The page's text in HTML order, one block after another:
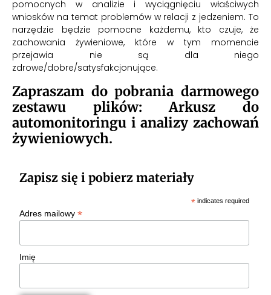
pomocnych w analizie i wyciągnięciu właściwych
wniosków na temat problemów w relacji z jedzeniem. To
narzędzie będzie pomocne każdemu, kto czuje, że
zachowania żywieniowe, które w tym momencie
przejawia nie są dla niego
zdrowe/dobre/satysfakcjonujące.
Zapraszam do pobrania darmowego
zestawu plików: Arkusz do
automonitoringu i analizy zachowań
żywieniowych.
Zapisz się i pobierz materiały
* indicates required
Adres mailowy*
Imię